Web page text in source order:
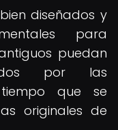
diseñados y
para
puedan
por las
que se
originales de